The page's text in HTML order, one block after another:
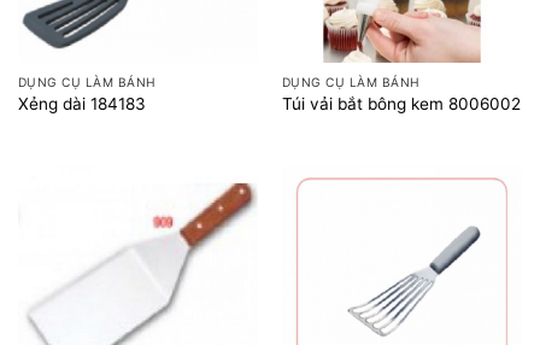
DỤNG CỤ LÀM BÁNH
Xẻng dài 184183
DỤNG CỤ LÀM BÁNH
Túi vải bắt bông kem 8006002